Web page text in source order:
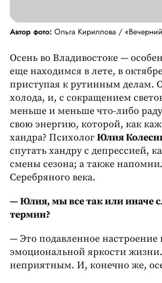
Автор фото: Ольга Кириллова /
Осень во Владивостоке —
еще находимся в лете, в
приступая к рутинным делам.
холода, и, с сокращением
меньше и меньше что-либо
свою энергию, которой, как
хандра? Психолог Юлия
спутать хандру с депрессией,
смены сезона; а также
Серебряного века.
— Юлия, мы все так или иначе
термин?
— Это подавленное
эмоциональной яркости
неприятным. И, конечно же,